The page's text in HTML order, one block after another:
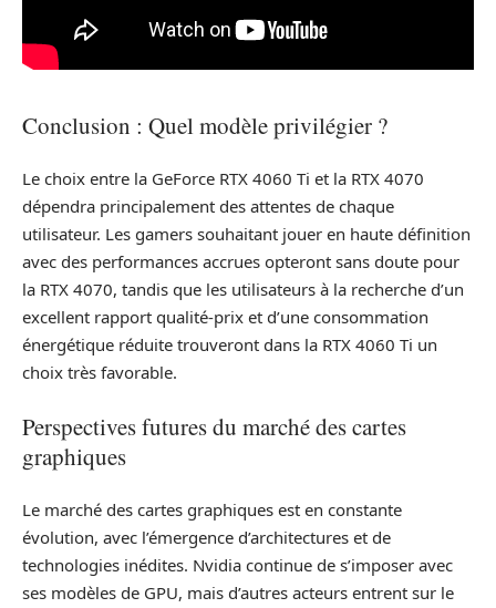
Conclusion : Quel modèle privilégier ?
Le choix entre la GeForce RTX 4060 Ti et la RTX 4070
dépendra principalement des attentes de chaque
utilisateur. Les gamers souhaitant jouer en haute définition
avec des performances accrues opteront sans doute pour
la RTX 4070, tandis que les utilisateurs à la recherche d’un
excellent rapport qualité-prix et d’une consommation
énergétique réduite trouveront dans la RTX 4060 Ti un
choix très favorable.
Perspectives futures du marché des cartes
graphiques
Le marché des cartes graphiques est en constante
évolution, avec l’émergence d’architectures et de
technologies inédites. Nvidia continue de s’imposer avec
ses modèles de GPU, mais d’autres acteurs entrent sur le